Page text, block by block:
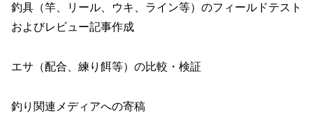
釣具（竿、リール、ウキ、ライン等）のフィールドテスト
およびレビュー記事作成
エサ（配合、練り餌等）の比較・検証
釣り関連メディアへの寄稿